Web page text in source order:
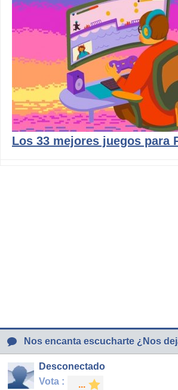
Los 33 mejores juegos para
Nos encanta escucharte ¿Nos
Desconectado
Vota :